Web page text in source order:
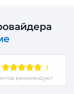
1
рекомендуют